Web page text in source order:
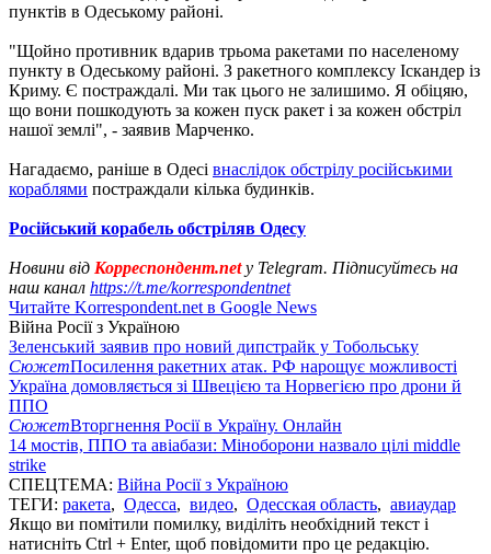
пунктів в Одеському районі.
"Щойно противник вдарив трьома ракетами по населеному
пункту в Одеському районі. З ракетного комплексу Іскандер із
Криму. Є постраждалі. Ми так цього не залишимо. Я обіцяю,
що вони пошкодують за кожен пуск ракет і за кожен обстріл
нашої землі", - заявив Марченко.
Нагадаємо, раніше в Одесі внаслідок обстрілу російськими
кораблями постраждали кілька будинків.
Російський корабель обстріляв Одесу
Новини від Корреспондент.netу Telegram. Підписуйтесь на
наш канал https://t.me/korrespondentnet
Читайте Korrespondent.net в Google News
Війна Росії з Україною
Зеленський заявив про новий дипстрайк у Тобольську
СюжетПосилення ракетних атак. РФ нарощує можливості
Україна домовляється зі Швецією та Норвегією про дрони й
ППО
СюжетВторгнення Росії в Україну. Онлайн
14 мостів, ППО та авіабази: Міноборони назвало цілі middle
strike
СПЕЦТЕМА: Війна Росії з Україною
ТЕГИ: ракета, Одесса, видео, Одесская область, авиаудар
Якщо ви помітили помилку, виділіть необхідний текст і
натисніть Ctrl + Enter, щоб повідомити про це редакцію.